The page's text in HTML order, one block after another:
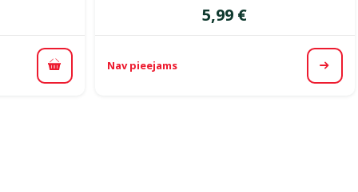
Pievienot grozam
Cena
5,99 €
Nav pieejams